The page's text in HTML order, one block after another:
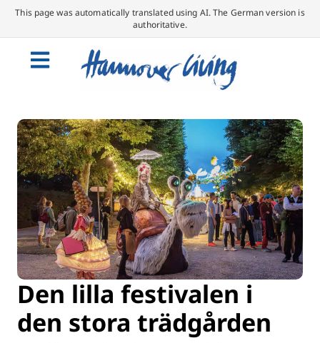
This page was automatically translated using AI. The German version is
authoritative.
Den lilla festivalen i
den stora trädgården